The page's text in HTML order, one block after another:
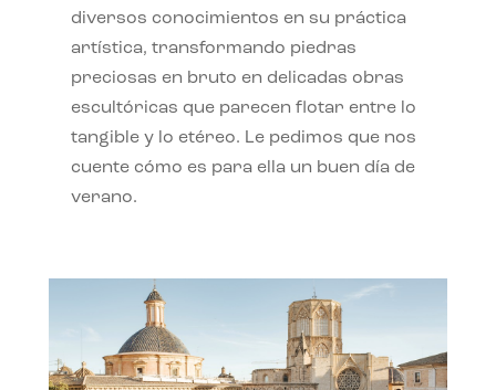
diversos conocimientos en su práctica
artística, transformando piedras
preciosas en bruto en delicadas obras
escultóricas que parecen flotar entre lo
tangible y lo etéreo. Le pedimos que nos
cuente cómo es para ella un buen día de
verano.